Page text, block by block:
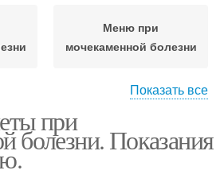
Меню при
мочекаменной болезни
болезни
Показать все
при
болезни. Показания